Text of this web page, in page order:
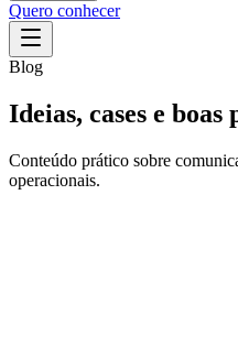
Quero conhecer
Blog
Ideias, cases e boas
Conteúdo prático sobre
operacionais.